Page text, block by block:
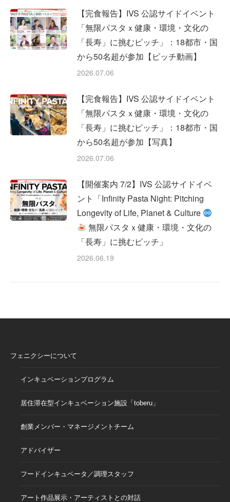
【完食報告】IVS 公認サイドイベント
「無限パスタｘ健康・環境・文化の
「長寿」に挑むピッチ」：18都市・国
から50名超が参加【ピッチ動画】
2026.07.06
【完食報告】IVS 公認サイドイベント
「無限パスタｘ健康・環境・文化の
「長寿」に挑むピッチ」：18都市・国
から50名超が参加【写真】
2026.07.06
【開催案内 7/2】IVS 公認サイドイベ
ント「Infinity Pasta Night: Pitching
Longevity of Life, Planet & Culture
無限パスタｘ健康・環境・文化の
「長寿」に挑むピッチ」
2026.06.19
フェニクシーについて
インキュベーションプログラム
居住滞在型インキュベーション施設「toberu」
創業メンバー・マネージメントチーム
アドバイザー
フードインキュベータ／調理スタッフ
アート作品展示・アーティストとの対話